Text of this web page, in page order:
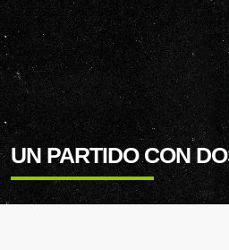
UN PARTIDO CON